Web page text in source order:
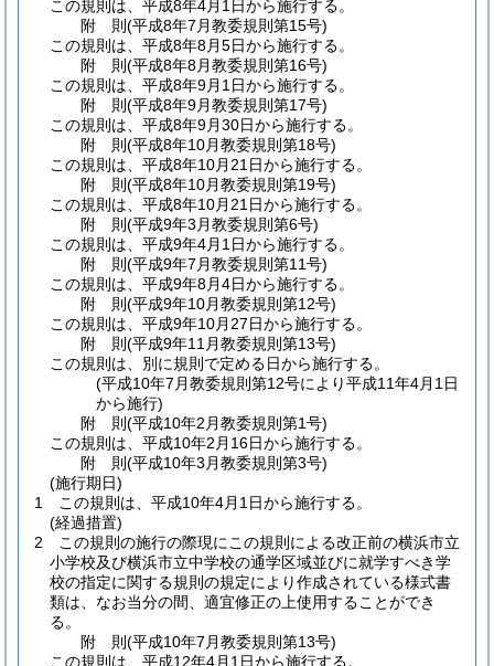
この規則は、平成8年4月1日から施行する。
附 則(平成8年7月教委規則第15号)
この規則は、平成8年8月5日から施行する。
附 則(平成8年8月教委規則第16号)
この規則は、平成8年9月1日から施行する。
附 則(平成8年9月教委規則第17号)
この規則は、平成8年9月30日から施行する。
附 則(平成8年10月教委規則第18号)
この規則は、平成8年10月21日から施行する。
附 則(平成8年10月教委規則第19号)
この規則は、平成8年10月21日から施行する。
附 則(平成9年3月教委規則第6号)
この規則は、平成9年4月1日から施行する。
附 則(平成9年7月教委規則第11号)
この規則は、平成9年8月4日から施行する。
附 則(平成9年10月教委規則第12号)
この規則は、平成9年10月27日から施行する。
附 則(平成9年11月教委規則第13号)
この規則は、別に規則で定める日から施行する。
(平成10年7月教委規則第12号により平成11年4月1日
から施行)
附 則(平成10年2月教委規則第1号)
この規則は、平成10年2月16日から施行する。
附 則(平成10年3月教委規則第3号)
(施行期日)
1
この規則は、平成10年4月1日から施行する。
(経過措置)
2
この規則の施行の際現にこの規則による改正前の横浜市立
小学校及び横浜市立中学校の通学区域並びに就学すべき学
校の指定に関する規則の規定により作成されている様式書
類は、なお当分の間、適宜修正の上使用することができ
る。
附 則(平成10年7月教委規則第13号)
この規則は、平成12年4月1日から施行する。